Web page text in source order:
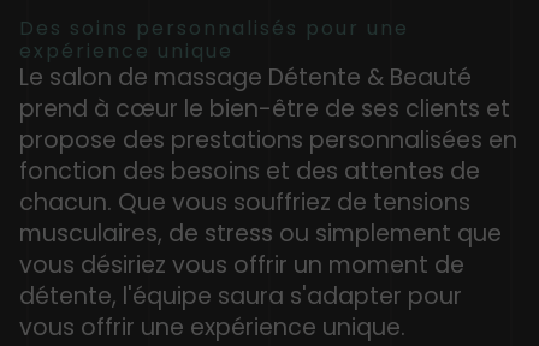
Des soins personnalisés pour une
expérience unique
Le salon de massage Détente & Beauté
prend à cœur le bien-être de ses clients et
propose des prestations personnalisées en
fonction des besoins et des attentes de
chacun. Que vous souffriez de tensions
musculaires, de stress ou simplement que
vous désiriez vous offrir un moment de
détente, l'équipe saura s'adapter pour
vous offrir une expérience unique.